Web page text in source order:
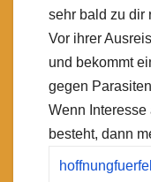
sehr bald zu dir
Vor ihrer
und bekommt
gegen
Wenn
besteht, dann